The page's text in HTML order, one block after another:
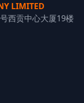
LIMITED
西贡中心大厦19楼